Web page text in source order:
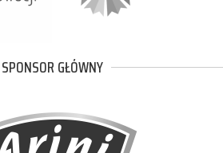
SPONSOR GŁÓWNY